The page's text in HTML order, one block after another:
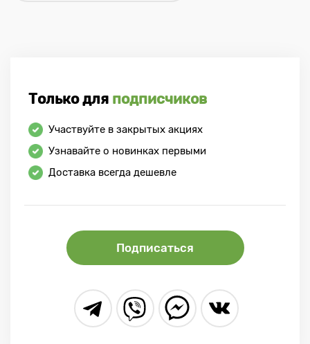
Только для подписчиков
Участвуйте в закрытых акциях
Узнавайте о новинках первыми
Доставка всегда дешевле
Подписаться